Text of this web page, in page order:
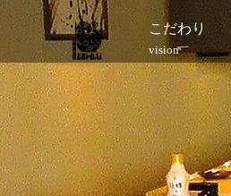
こだわり
vision